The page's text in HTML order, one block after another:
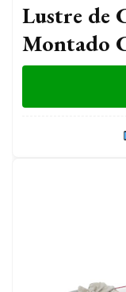
Lustre de
Montado
Estar
Decorativo